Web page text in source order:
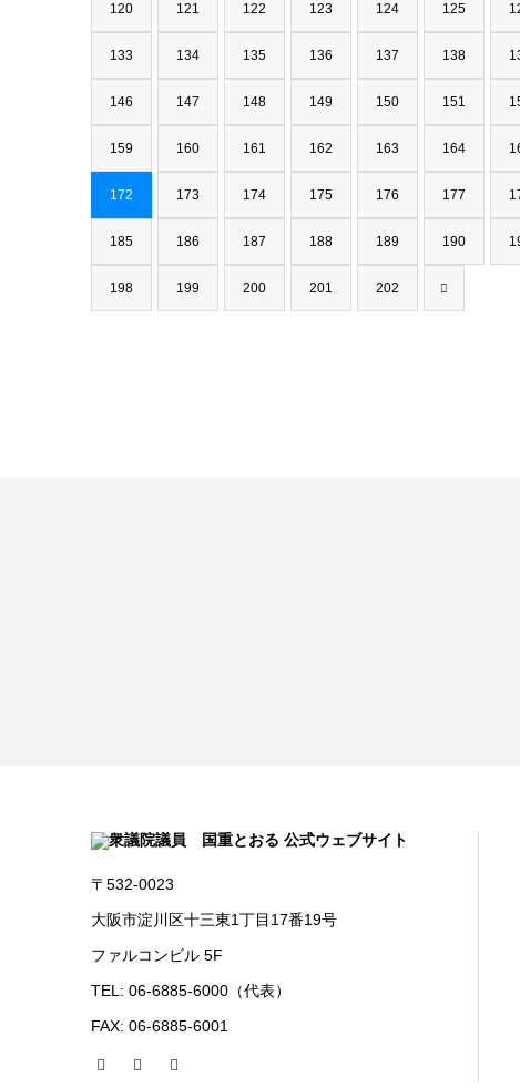
120 121 122 123 124 125
133 134 135 136 137 138
146 147 148 149 150 151
159 160 161 162 163 164
172 173 174 175 176 177
185 186 187 188 189 190
198 199 200 201 202
〒532-0023
大阪市淀川区十三東1丁目17番19号
ファルコンビル 5F
TEL: 06-6885-6000（代表）
FAX: 06-6885-6001